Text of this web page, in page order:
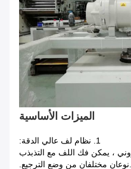
الميزات الأساسية
1. نظام لف عالي الدقة:
، يمكن فك اللف مع التذبذب
مختلفان من وضع الترجيع.